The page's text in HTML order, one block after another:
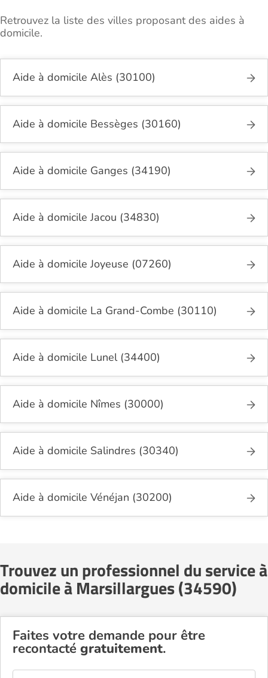
Retrouvez la liste des villes proposant des aides à
domicile.
Aide à domicile Alès (30100)
Aide à domicile Bessèges (30160)
Aide à domicile Ganges (34190)
Aide à domicile Jacou (34830)
Aide à domicile Joyeuse (07260)
Aide à domicile La Grand-Combe (30110)
Aide à domicile Lunel (34400)
Aide à domicile Nîmes (30000)
Aide à domicile Salindres (30340)
Aide à domicile Vénéjan (30200)
Trouvez un professionnel du service à
domicile à Marsillargues (34590)
Faites votre demande pour être
recontacté gratuitement.